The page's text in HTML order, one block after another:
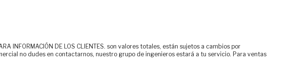
INFORMACIÓN DE LOS CLIENTES. son valores totales, están sujetos a cambios por
no dudes en contactarnos, nuestro grupo de ingenieros estará a tu servicio. Para ventas